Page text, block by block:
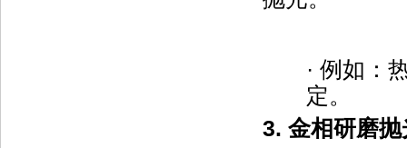
·例如：
定。
3.金相研磨